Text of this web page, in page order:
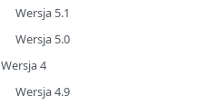
Wersja 5.1
Wersja 5.0
Wersja 4
Wersja 4.9